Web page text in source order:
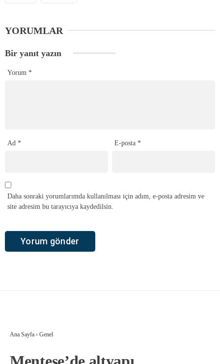
YORUMLAR
Bir yanıt yazın
Yorum *
Ad * E-posta *
Daha sonraki yorumlarımda kullanılması için adım, e-posta adresim ve
site adresim bu tarayıcıya kaydedilsin.
Ana Sayfa › Genel